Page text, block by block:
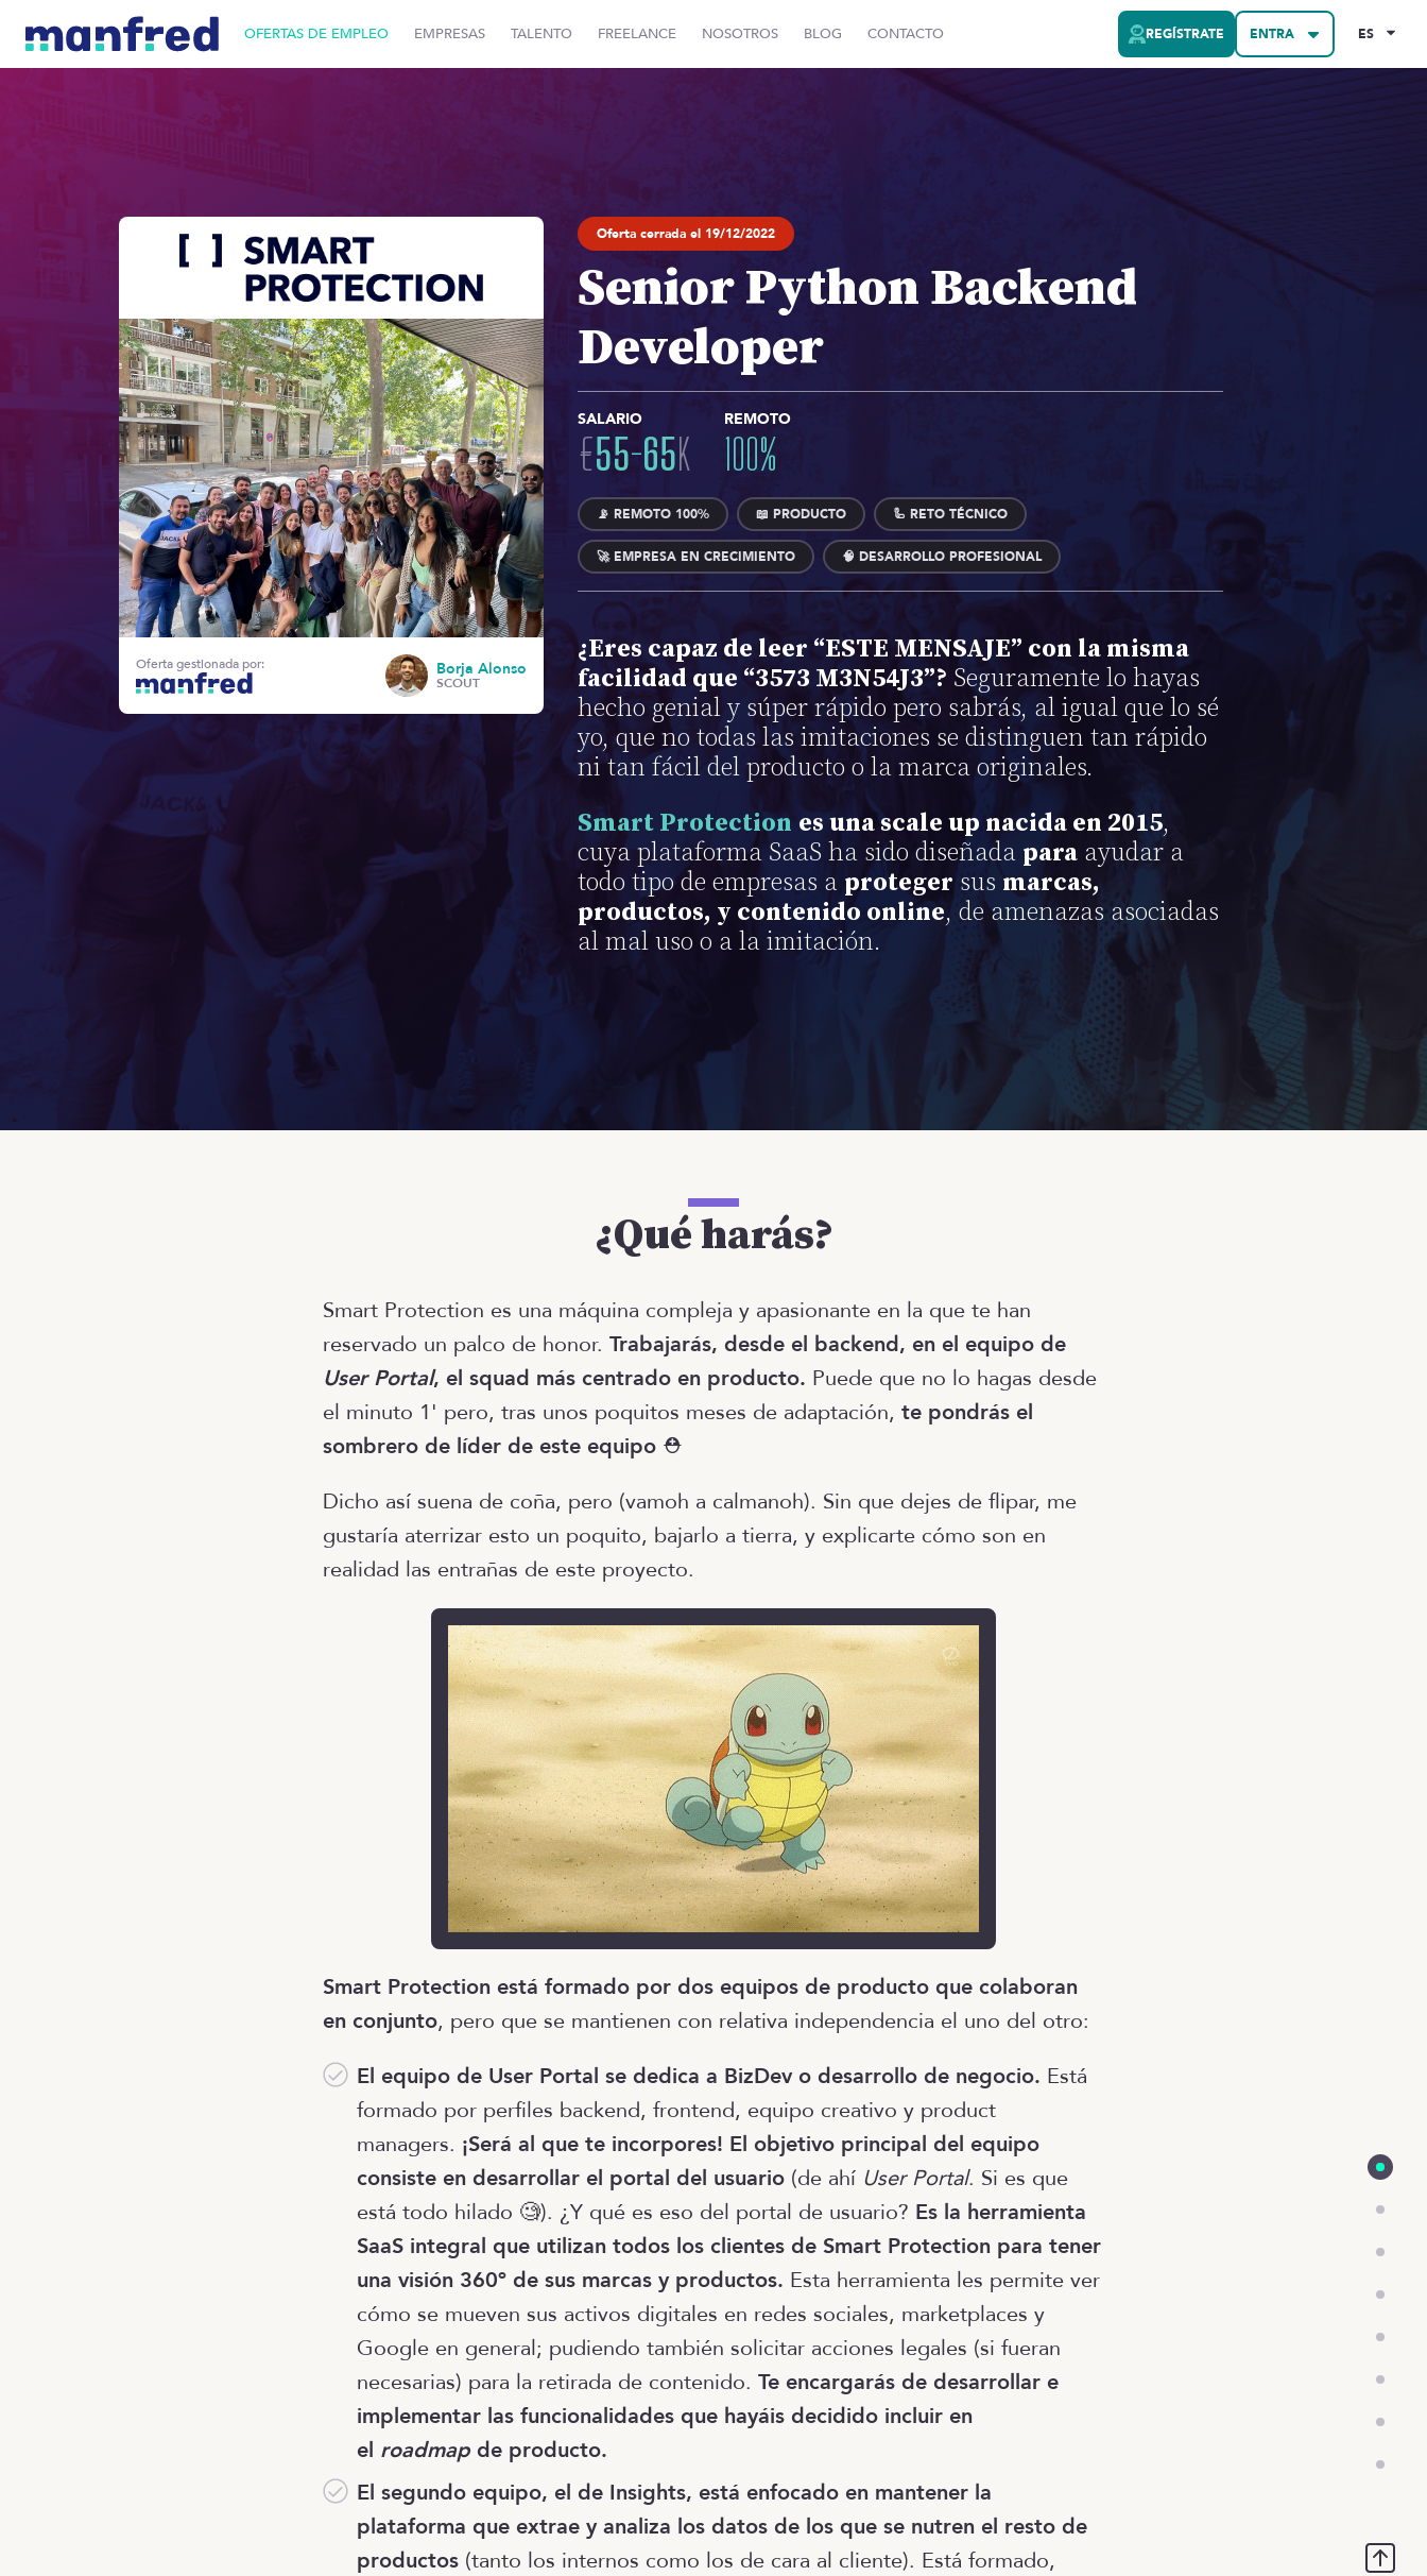
OFERTAS DE EMPLEO EMPRESAS TALENTO FREELANCE NOSOTROS BLOG CONTACTO REGÍSTRATE ENTRA ES
Oferta gestionada por: Borja Alonso
SCOUT
Oferta cerrada el 19/12/2022
Senior Python Backend
Developer
SALARIO
€55-65K
REMOTO
100%
📡 REMOTO 100% 📖 PRODUCTO 🦾 RETO TÉCNICO
🚀 EMPRESA EN CRECIMIENTO 🧠 DESARROLLO PROFESIONAL
¿Eres capaz de leer “ESTE MENSAJE” con la misma
facilidad que “3573 M3N54J3”? Seguramente lo hayas
hecho genial y súper rápido pero sabrás, al igual que lo sé
yo, que no todas las imitaciones se distinguen tan rápido
ni tan fácil del producto o la marca originales.
Smart Protection es una scale up nacida en 2015,
cuya plataforma SaaS ha sido diseñada para ayudar a
todo tipo de empresas a protegersus marcas,
productos, y contenido online, de amenazas asociadas
al mal uso o a la imitación.
¿Qué harás?
Smart Protection es una máquina compleja y apasionante en la que te han
reservado un palco de honor. Trabajarás, desde el backend, en el equipo de
User Portal, el squad más centrado en producto. Puede que no lo hagas desde
el minuto 1' pero, tras unos poquitos meses de adaptación, te pondrás el
sombrero de líder de este equipo ⛑
Dicho así suena de coña, pero (vamoh a calmanoh). Sin que dejes de flipar, me
gustaría aterrizar esto un poquito, bajarlo a tierra, y explicarte cómo son en
realidad las entrañas de este proyecto.
Smart Protection está formado por dos equipos de producto que colaboran
en conjunto, pero que se mantienen con relativa independencia el uno del otro:
El equipo de User Portal se dedica a BizDev o desarrollo de negocio. Está
formado por perfiles backend, frontend, equipo creativo y product
managers. ¡Será al que te incorpores! El objetivo principal del equipo
consiste en desarrollar el portal del usuario (de ahí User Portal. Si es que
está todo hilado 🧐). ¿Y qué es eso del portal de usuario? Es la herramienta
SaaS integral que utilizan todos los clientes de Smart Protection para tener
una visión 360º de sus marcas y productos. Esta herramienta les permite ver
cómo se mueven sus activos digitales en redes sociales, marketplaces y
Google en general; pudiendo también solicitar acciones legales (si fueran
necesarias) para la retirada de contenido. Te encargarás de desarrollar e
implementar las funcionalidades que hayáis decidido incluir en
el roadmap de producto.
El segundo equipo, el de Insights, está enfocado en mantener la
plataforma que extrae y analiza los datos de los que se nutren el resto de
productos (tanto los internos como los de cara al cliente). Está formado,